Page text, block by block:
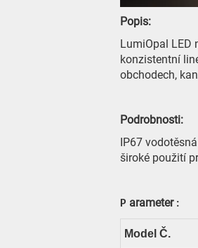
Popis:
LumiOpal LED
konzistentní
obchodech,
Podrobnosti:
IP67
široké použití
P arameter :
Model Č.